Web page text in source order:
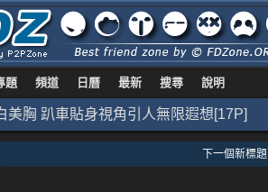
題 頻道 日曆 最新 搜尋 說明
美胸 趴車貼身視角引人無限遐想[17P]
下一個新標題